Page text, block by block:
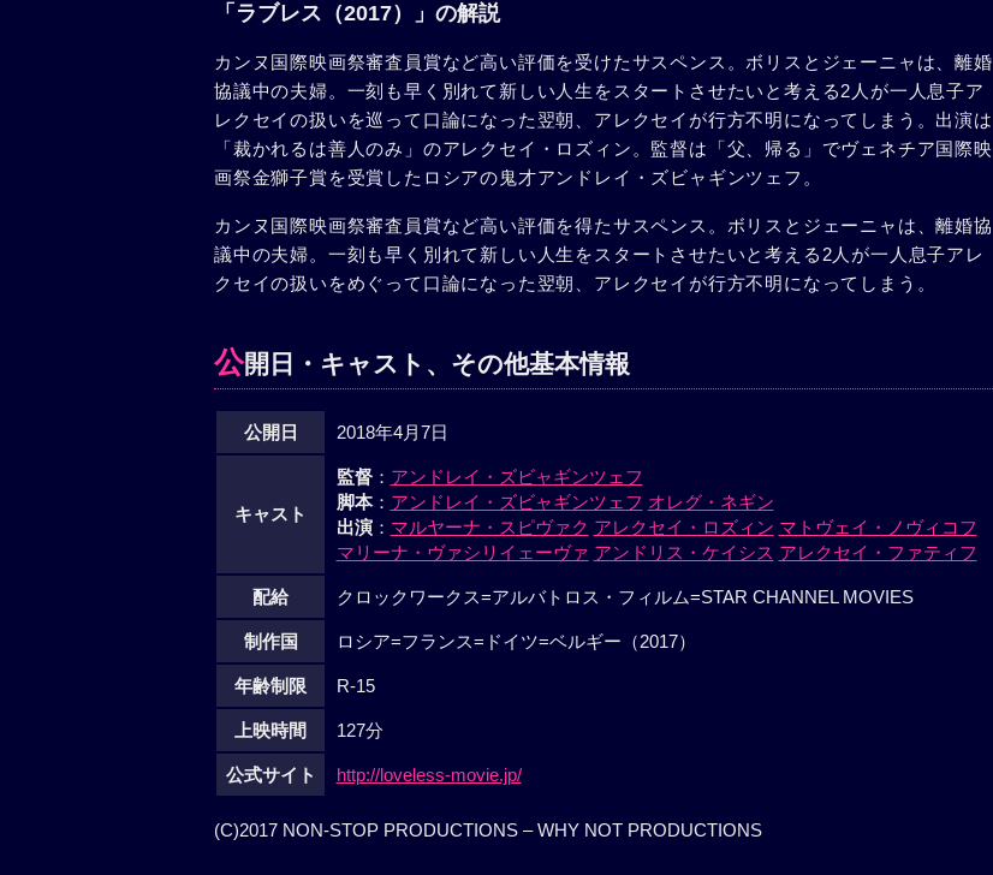
「ラブレス（2017）」の解説
カンヌ国際映画祭審査員賞など高い評価を受けたサスペンス。ボリスとジェーニャは、離婚
協議中の夫婦。一刻も早く別れて新しい人生をスタートさせたいと考える2人が一人息子ア
レクセイの扱いを巡って口論になった翌朝、アレクセイが行方不明になってしまう。出演は
「裁かれるは善人のみ」のアレクセイ・ロズィン。監督は「父、帰る」でヴェネチア国際映
画祭金獅子賞を受賞したロシアの鬼才アンドレイ・ズビャギンツェフ。
カンヌ国際映画祭審査員賞など高い評価を得たサスペンス。ボリスとジェーニャは、離婚協
議中の夫婦。一刻も早く別れて新しい人生をスタートさせたいと考える2人が一人息子アレ
クセイの扱いをめぐって口論になった翌朝、アレクセイが行方不明になってしまう。
公開日・キャスト、その他基本情報
公開日 2018年4月7日
キャスト
監督： アンドレイ・ズビャギンツェフ
脚本： アンドレイ・ズビャギンツェフ オレグ・ネギン
出演： マルヤーナ・スピヴァク アレクセイ・ロズィン マトヴェイ・ノヴィコフ
マリーナ・ヴァシリイェーヴァ アンドリス・ケイシス アレクセイ・ファティフ
配給 クロックワークス=アルバトロス・フィルム=STAR CHANNEL MOVIES
制作国 ロシア=フランス=ドイツ=ベルギー（2017）
年齢制限 R-15
上映時間 127分
公式サイト http://loveless-movie.jp/
(C)2017 NON-STOP PRODUCTIONS – WHY NOT PRODUCTIONS